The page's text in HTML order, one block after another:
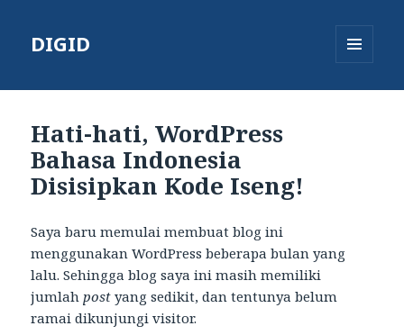
DIGID
Hati-hati, WordPress
Bahasa Indonesia
Disisipkan Kode Iseng!
Saya baru memulai membuat blog ini
menggunakan WordPress beberapa bulan yang
lalu. Sehingga blog saya ini masih memiliki
jumlahpost yang sedikit, dan tentunya belum
ramai dikunjungi visitor.